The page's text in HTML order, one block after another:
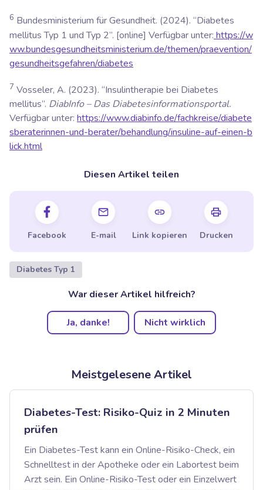
6 Bundesministerium für Gesundheit. (2024). “Diabetes
mellitus Typ 1 und Typ 2”. [online] Verfügbar unter: https://w
ww.bundesgesundheitsministerium.de/themen/praevention/
gesundheitsgefahren/diabetes
7 Vosseler, A. (2023). “Insulintherapie bei Diabetes
mellitus”. DiabInfo – Das Diabetesinformationsportal.
Verfügbar unter: https://www.diabinfo.de/fachkreise/diabete
sberaterinnen-und-berater/behandlung/insuline-auf-einen-b
lick.html
Diesen Artikel teilen
Facebook E-mail Link kopieren Drucken
Diabetes Typ 1
War dieser Artikel hilfreich?
Ja, danke! Nicht wirklich
Meistgelesene Artikel
Diabetes-Test: Risiko-Quiz in 2 Minuten
prüfen
Ein Diabetes-Test kann ein Online-Risiko-Check, ein
Schnelltest in der Apotheke oder ein Labortest beim
Arzt sein. Ein Online-Risiko-Test oder ein Einzelwert